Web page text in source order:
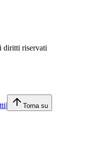
riservati
| Torna su